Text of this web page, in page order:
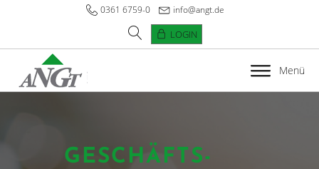
0361 6759-0 info@angt.de
LOGIN
Menü
GESCHÄFTS­